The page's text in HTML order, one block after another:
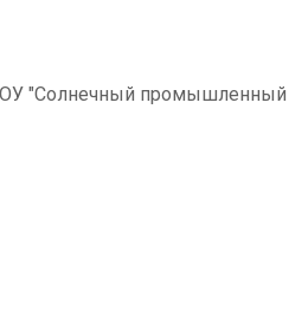
"Солнечный промышленный